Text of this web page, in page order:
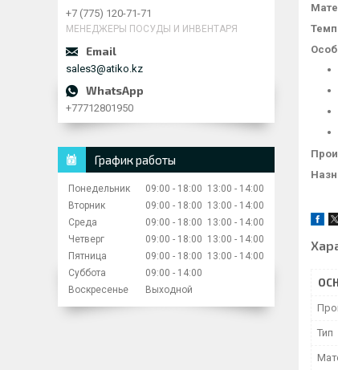
Тип
+7 (775) 120-71-71
МЕНЕДЖЕРЫ ПОСУДЫ И ИНВЕНТАРЯ
sales3@atiko.kz
+77712801950
График работы
Понедельник 09:00 18:00 13:00
14:00
Вторник
09:00 18:00 13:00
14:00
Среда
09:00 18:00 13:00
14:00
Четверг
09:00 18:00 13:00
14:00
Пятница
09:00 18:00 13:00
14:00
Суббота
09:00
14:00
Воскресенье
Выходной